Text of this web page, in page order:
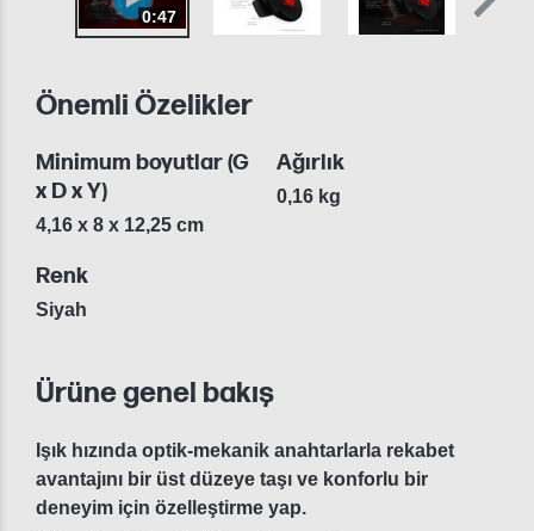
0:47
Önemli Özelikler
Minimum boyutlar (G
x D x Y)
4,16 x 8 x 12,25 cm
Ağırlık
0,16 kg
Renk
Siyah
Ürüne genel bakış
Işık hızında optik-mekanik anahtarlarla rekabet
avantajını bir üst düzeye taşı ve konforlu bir
deneyim için özelleştirme yap.